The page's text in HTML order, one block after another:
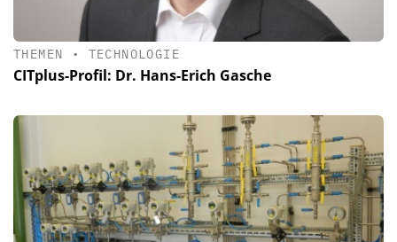
THEMEN • TECHNOLOGIE
CITplus-Profil: Dr. Hans-Erich Gasche